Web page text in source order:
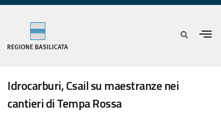
Idrocarburi, Csail su maestranze nei
cantieri di Tempa Rossa